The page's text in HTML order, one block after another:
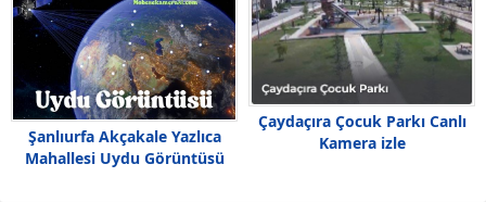
Şanlıurfa Akçakale Yazlıca
Mahallesi Uydu Görüntüsü
Çaydaçıra Çocuk Parkı Canlı
Kamera izle